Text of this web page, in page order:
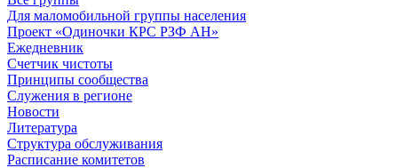
Для маломобильной группы населения
Проект «Одиночки КРС РЗФ АН»
Ежедневник
Счетчик чистоты
Принципы сообщества
Служения в регионе
Новости
Литература
Структура обслуживания
Расписание комитетов